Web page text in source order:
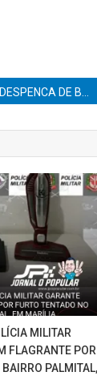
MILITAR
FLAGRANTE POR